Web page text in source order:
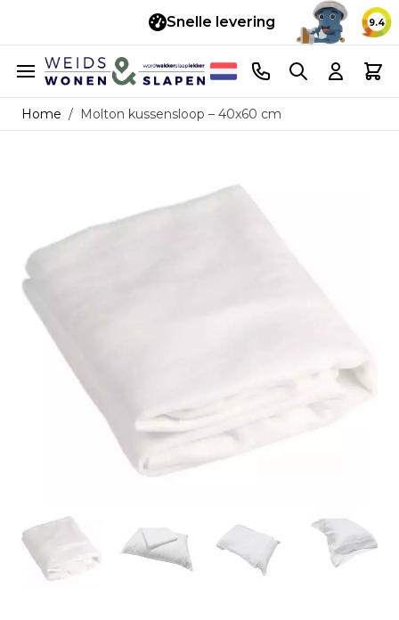
Snelle levering 14
9.4
Ga naar de inhoud
Telefoonnummer
Search Cart
Home / Molton kussensloop – 40x60 cm